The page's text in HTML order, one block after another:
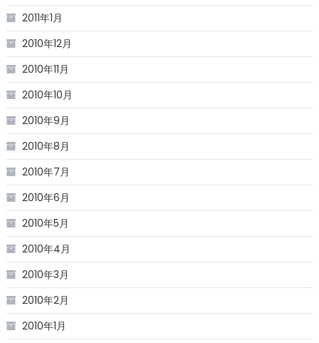
2011年1月
2010年12月
2010年11月
2010年10月
2010年9月
2010年8月
2010年7月
2010年6月
2010年5月
2010年4月
2010年3月
2010年2月
2010年1月